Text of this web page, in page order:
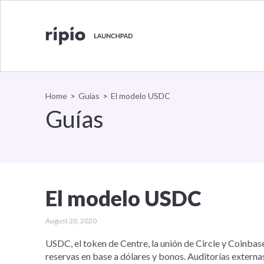
Volver al inicio
Home > Guías > El modelo USDC
Guías
El modelo USDC
August 20, 2020
USDC, el token de Centre, la unión de Circle y
reservas en base a dólares y bonos. Auditorías